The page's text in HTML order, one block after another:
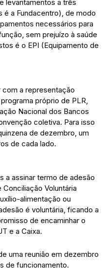
levantamentos a três
é a Fundacentro), de modo
necessários para
sem prejuízo à saúde
é o EPI (Equipamento de
a representação
próprio de PLR,
Nacional dos Bancos
coletiva. Para isso
de dezembro, um
de cada lado.
a assinar termo de adesão
Voluntária
alimentação ou
é voluntária, ficando a
de encaminhar o
e a Caixa.
uma reunião em dezembro
de funcionamento.